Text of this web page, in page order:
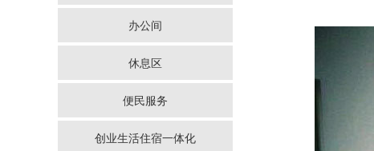
办公间
休息区
便民服务
创业生活住宿一体化